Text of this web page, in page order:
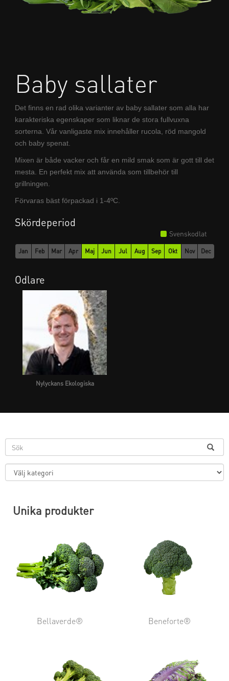
Baby sallater
Det finns en rad olika varianter av baby sallater som alla har
karakteriska egenskaper som liknar de stora fullvuxna
sorterna. Vår vanligaste mix innehåller rucola, röd mangold
och baby spenat.
Mixen är både vacker och får en mild smak som är gott till det
mesta. En perfekt mix att använda som tillbehör till
grillningen.
Förvaras bäst förpackad i 1-4ºC.
Skördeperiod
Svenskodlat
Jan Feb Mar Apr Maj Jun Jul Aug Sep Okt Nov Dec
Odlare
Nylyckans Ekologiska
Unika produkter
Bellaverde® Beneforte®